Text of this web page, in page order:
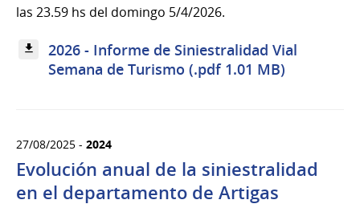
las 23.59 hs del domingo 5/4/2026.
2026 - Informe de Siniestralidad Vial
Semana de Turismo (.pdf 1.01 MB)
27/08/2025 - 2024
Evolución anual de la siniestralidad
en el departamento de Artigas